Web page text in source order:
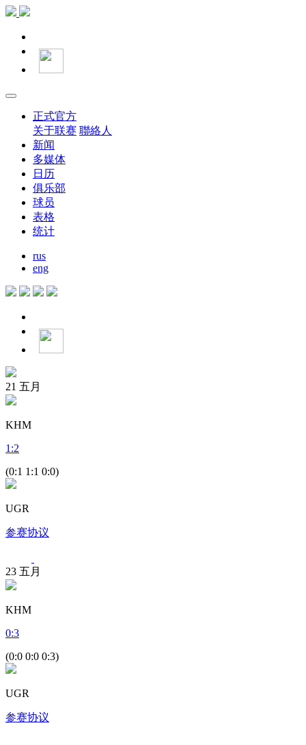
正式官方
关于联赛 聯絡人
新闻
多媒体
日历
俱乐部
球员
表格
统计
rus
eng
21 五月
KHM
1 :2
(0:1 1:1 0:0)
UGR
参赛协议
23 五月
KHM
0:3
(0:0 0:0 0:3)
UGR
参赛协议